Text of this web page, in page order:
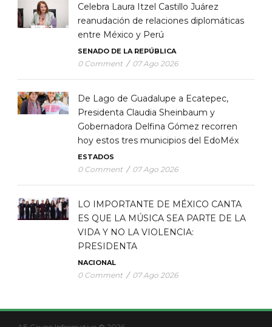
Celebra Laura Itzel Castillo Juárez
reanudación de relaciones diplomáticas
entre México y Perú
SENADO DE LA REPÚBLICA
0 Comment / 07 Ago 2026
De Lago de Guadalupe a Ecatepec,
Presidenta Claudia Sheinbaum y
Gobernadora Delfina Gómez recorren
hoy estos tres municipios del EdoMéx
ESTADOS
0 Comment / 07 Ago 2026
LO IMPORTANTE DE MÉXICO CANTA
ES QUE LA MÚSICA SEA PARTE DE LA
VIDA Y NO LA VIOLENCIA:
PRESIDENTA
NACIONAL
0 Comment / 07 Ago 2026